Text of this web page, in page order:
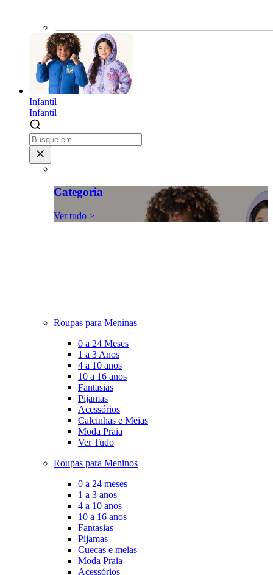
Infantil
Infantil
Categoria
Ver tudo >
Roupas para Meninas
0 a 24 Meses
1 a 3 Anos
4 a 10 anos
10 a 16 anos
Fantasias
Pijamas
Acessórios
Calcinhas e Meias
Moda Praia
Ver Tudo
Roupas para Meninos
0 a 24 meses
1 a 3 anos
4 a 10 anos
10 a 16 anos
Fantasias
Pijamas
Cuecas e meias
Moda Praia
Acessórios